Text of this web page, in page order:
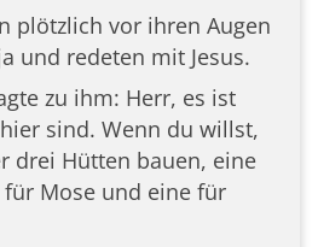
plötzlich vor ihren Augen
und redeten mit Jesus.
zu ihm: Herr, es ist
sind. Wenn du willst,
drei Hütten bauen, eine
Mose und eine für